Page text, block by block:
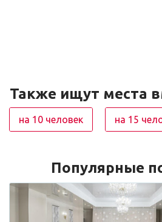
Также ищут места
на 10 человек на 15
Популярные